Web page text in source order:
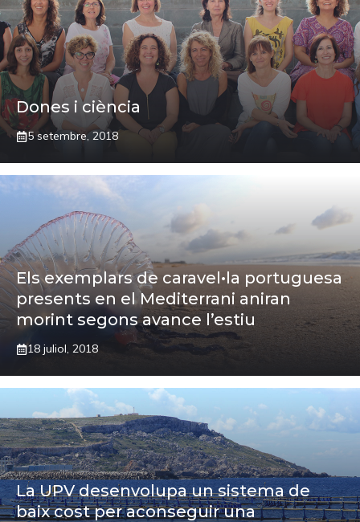
Dones i ciència
5 setembre, 2018
Els exemplars de caravel•la portuguesa
presents en el Mediterrani aniran
morint segons avance l’estiu
18 juliol, 2018
La UPV desenvolupa un sistema de
baix cost per aconseguir una